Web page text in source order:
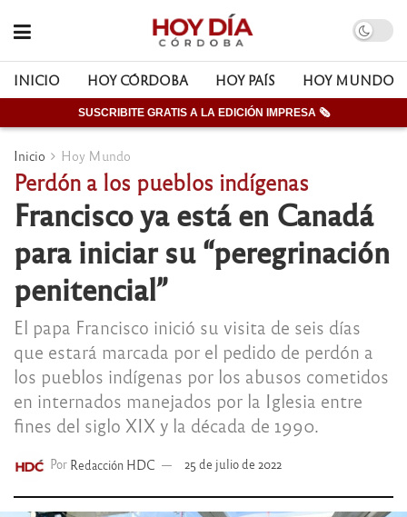
INICIO HOY CÓRDOBA HOY PAÍS HOY MUNDO
SUSCRIBITE GRATIS A LA EDICIÓN IMPRESA 🗞
Inicio Hoy Mundo
Perdón a los pueblos indígenas
Francisco ya está en Canadá
para iniciar su “peregrinación
penitencial”
El papa Francisco inició su visita de seis días
que estará marcada por el pedido de perdón a
los pueblos indígenas por los abusos cometidos
en internados manejados por la Iglesia entre
fines del siglo XIX y la década de 1990.
Por Redacción HDC 25 de julio de 2022